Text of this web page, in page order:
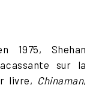
1975, Shehan
sur la
livre, Chinaman,